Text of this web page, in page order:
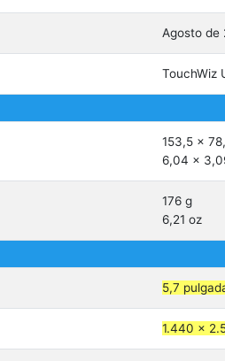
Agosto de
TouchWiz
153,5 x
6,04 x
176 g
6,21 oz
5,7
1.440 x